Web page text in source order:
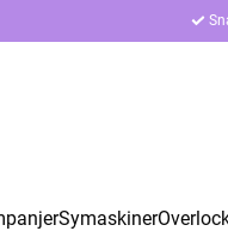
Symaskiner